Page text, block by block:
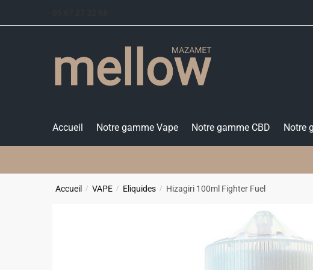
Accueil Notre gamme Vape Notre gamme CBD Notre
Accueil / VAPE / Eliquides / Hizagiri 100ml Fighter Fuel